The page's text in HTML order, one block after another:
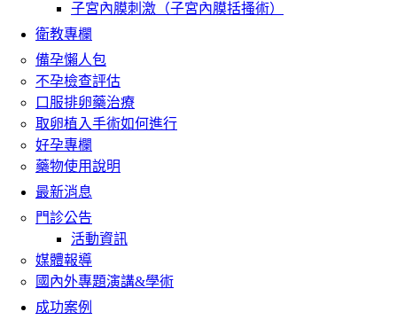
子宮內膜刺激（子宮內膜括搔術）
衛教專欄
備孕懶人包
不孕檢查評估
口服排卵藥治療
取卵植入手術如何進行
好孕專欄
藥物使用說明
最新消息
門診公告
活動資訊
媒體報導
國內外專題演講&學術
成功案例